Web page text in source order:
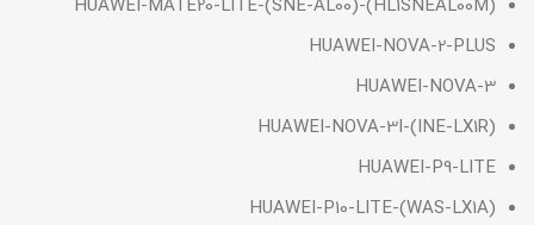
HUAWEI-MATE20-LITE-(SNE-AL00)-(HL1SNEAL00M)
HUAWEI-NOVA-2-PLUS
HUAWEI-NOVA-3
HUAWEI-NOVA-3I-(INE-LX1R)
HUAWEI-P9-LITE
HUAWEI-P10-LITE-(WAS-LX1A)